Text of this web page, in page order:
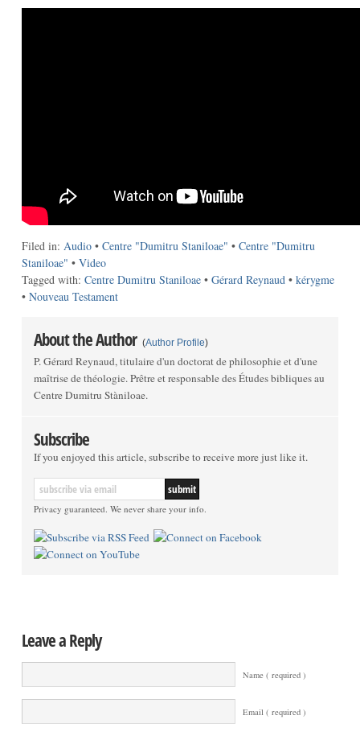
Filed in: Audio• Centre "Dumitru Staniloae" • Centre "Dumitru
Staniloae" • Video
Tagged with: Centre Dumitru Staniloae• Gérard Reynaud• kérygme
• Nouveau Testament
About the Author (Author Profile)
P. Gérard Reynaud, titulaire d'un doctorat de philosophie et d'une
maîtrise de théologie. Prêtre et responsable des Études bibliques au
Centre Dumitru Stàniloae.
Subscribe
If you enjoyed this article, subscribe to receive more just like it.
Privacy guaranteed. We never share your info.
Leave a Reply
Name ( required )
Email ( required )